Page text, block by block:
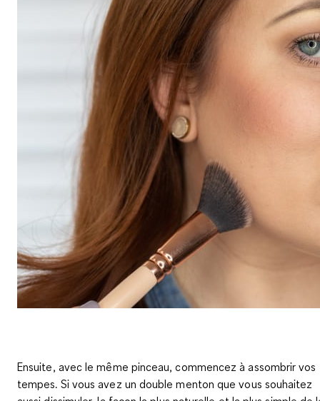
Ensuite, avec le même pinceau, commencez à assombrir vos
tempes. Si vous avez un double menton que vous souhaitez